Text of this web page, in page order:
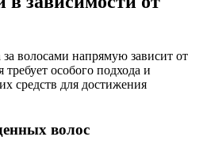
волосами напрямую зависит от
особого подхода и
средств для достижения
волос